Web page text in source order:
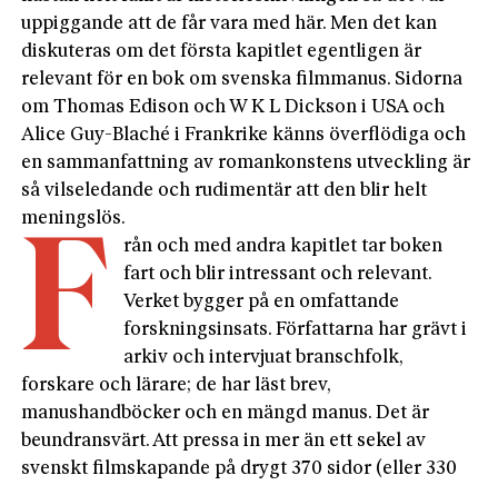
uppiggande att de får vara med här. Men det kan
diskuteras om det första kapitlet egentligen är
relevant för en bok om svenska filmmanus. Sidorna
om Thomas Edison och W K L Dickson i USA och
Alice Guy-Blaché i Frankrike känns överflödiga och
en sammanfattning av romankonstens utveckling är
så vilseledande och rudimentär att den blir helt
meningslös.
F
rån och med andra kapitlet tar boken
fart och blir intressant och relevant.
Verket bygger på en omfattande
forskningsinsats. Författarna har grävt i
arkiv och intervjuat branschfolk,
forskare och lärare; de har läst brev,
manushandböcker och en mängd manus. Det är
beundransvärt. Att pressa in mer än ett sekel av
svenskt filmskapande på drygt 370 sidor (eller 330